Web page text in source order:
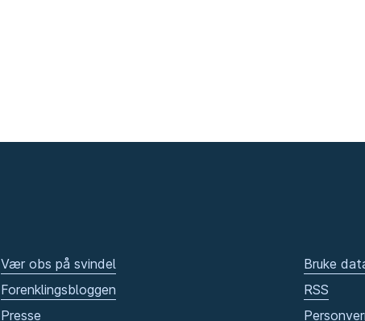
Vær obs på svindel
Forenklingsbloggen
Presse
Bruke
RSS